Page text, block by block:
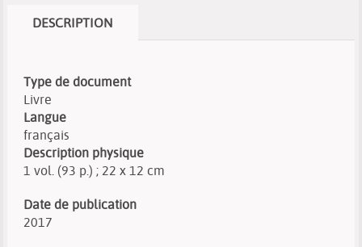
DESCRIPTION
Type de document
Livre
Langue
français
Description physique
1 vol. (93 p.) ; 22 x 12 cm
Date de publication
2017